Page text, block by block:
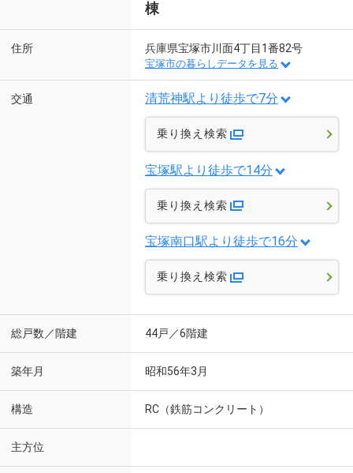
棟
住所 兵庫県宝塚市川面4丁目1番82号
宝塚市の暮らしデータを見る
交通 清荒神駅より徒歩で7分
乗り換え検索
宝塚駅より徒歩で14分
乗り換え検索
宝塚南口駅より徒歩で16分
乗り換え検索
総戸数／階建 44戸／6階建
築年月 昭和56年3月
構造 RC（鉄筋コンクリート）
主方位